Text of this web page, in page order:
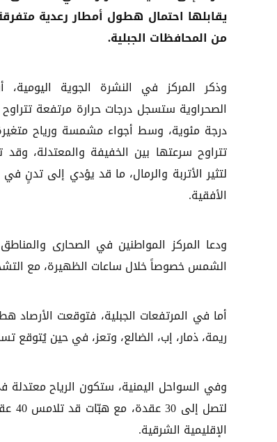
يقابلها احتمال هطول أمطار رعدية
من المحافظات الجبلية.
وذكر المركز في النشرة الجوية اليومية،
درجة مئوية، وسط أجواء مشمسة ورياح
تتراوح سرعتها بين الخفيفة والمعتدلة، وقد
لتثير الأتربة والرمال، ما قد يؤدي إلى تدنٍ
الأفقية.
ودعا المركز المواطنين في الصحارى
الشمس خصوصاً خلال ساعات الظهيرة، مع
أما في المرتفعات الجبلية، فتوقعت
ريمة، ذمار، إب، الضالع، وتعز، في حين يُتوقع
الإقليمية الشرقية.